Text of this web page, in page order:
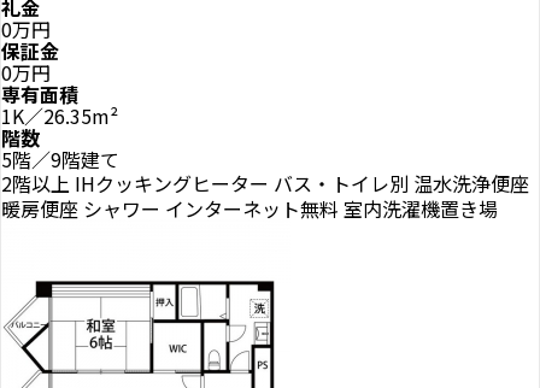
礼金
0万円
保証金
0万円
専有面積
1K／26.35m²
階数
5階／9階建て
2階以上 IHクッキングヒーター バス・トイレ別 温水洗浄便座
暖房便座 シャワー インターネット無料 室内洗濯機置き場